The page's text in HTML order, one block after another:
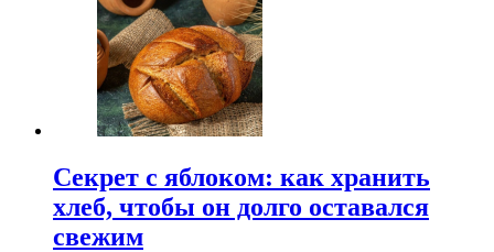
Секрет с яблоком: как хранить
хлеб, чтобы он долго оставался
свежим